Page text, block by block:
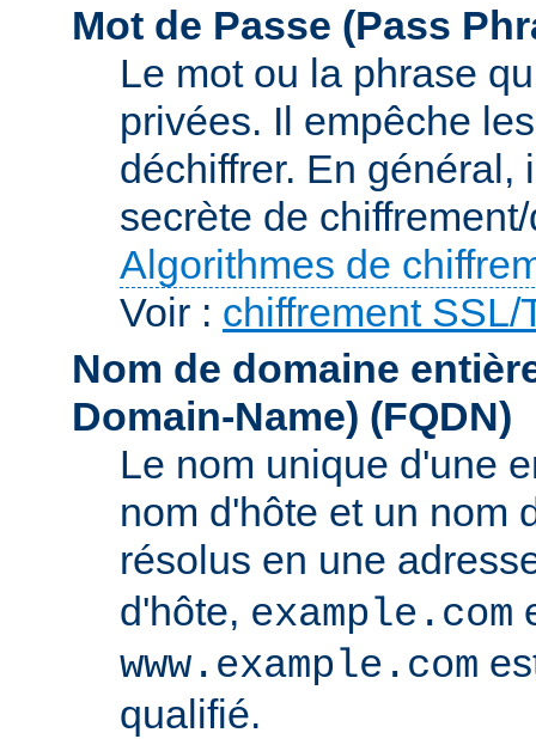
Mot de Passe (Pass
Le mot ou la phrase
privées. Il empêche
déchiffrer. En général,
secrète de
Algorithmes de
Voir : chiffrement SSL/
Nom de domaine
Domain-Name) (FQDN)
Le nom unique d'une
nom d'hôte et un nom
résolus en une
d'hôte, example.com
www.example.com
qualifié.